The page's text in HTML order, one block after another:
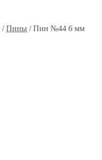
/Пины /Пин №44 6 мм